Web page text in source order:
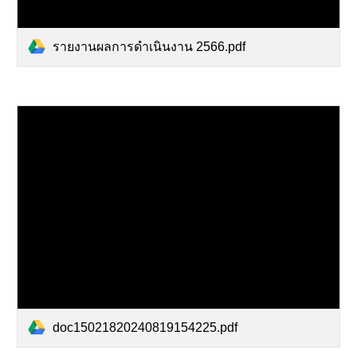
รายงานผลการดำเนินงาน 2566.pdf
doc15021820240819154225.pdf